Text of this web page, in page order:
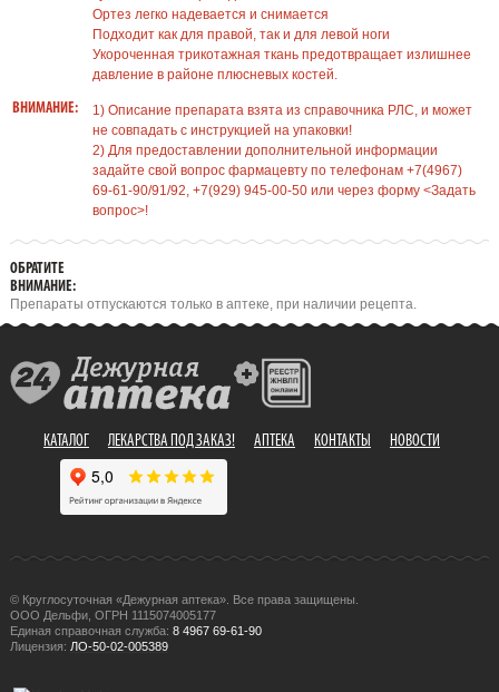
Ортез легко надевается и снимается
Подходит как для правой, так и для левой ноги
Укороченная трикотажная ткань предотвращает излишнее
давление в районе плюсневых костей.
ВНИМАНИЕ:
1) Описание препарата взята из справочника РЛС, и может
не совпадать с инструкцией на упаковки!
2) Для предоставлении дополнительной информации
задайте свой вопрос фармацевту по телефонам +7(4967)
69-61-90/91/92, +7(929) 945-00-50 или через форму <Задать
вопрос>!
ОБРАТИТЕ
ВНИМАНИЕ:
Препараты отпускаются только в аптеке, при наличии рецепта.
КАТАЛОГ ЛЕКАРСТВА ПОД ЗАКАЗ! АПТЕКА КОНТАКТЫ НОВОСТИ
© Круглосуточная «Дежурная аптека». Все права защищены.
ООО Дельфи, ОГРН 1115074005177
Единая справочная служба: 8 4967 69-61-90
Лицензия: ЛО-50-02-005389